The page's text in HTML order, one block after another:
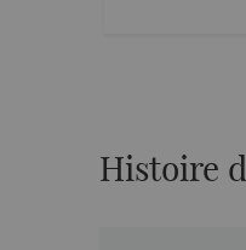
Histoire